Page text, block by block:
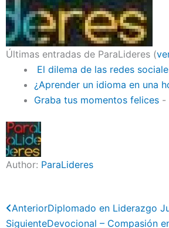
Últimas entradas de ParaLideres (
El dilema de las redes
¿Aprender un idioma en una
Graba tus momentos felices -
Author: ParaLideres
Previo
AnteriorDiplomado en Liderazgo
SiguienteDevocional – Compasión